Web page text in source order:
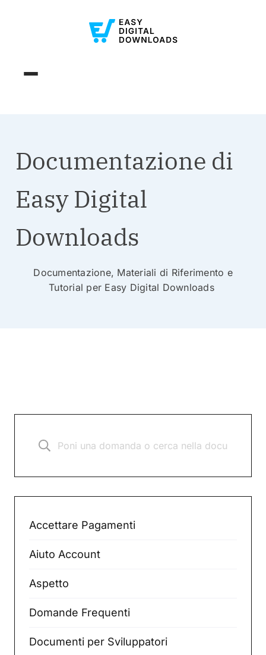
Documentazione di
Easy Digital
Downloads
Documentazione, Materiali di Riferimento e
Tutorial per Easy Digital Downloads
Accettare Pagamenti
Aiuto Account
Aspetto
Domande Frequenti
Documenti per Sviluppatori